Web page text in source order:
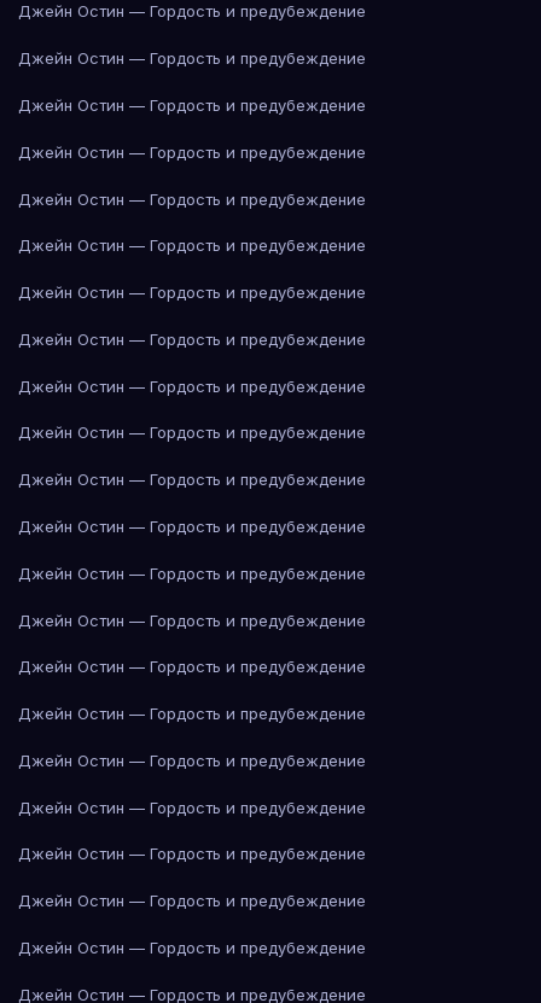
Джейн Остин — Гордость и предубеждение
Джейн Остин — Гордость и предубеждение
Джейн Остин — Гордость и предубеждение
Джейн Остин — Гордость и предубеждение
Джейн Остин — Гордость и предубеждение
Джейн Остин — Гордость и предубеждение
Джейн Остин — Гордость и предубеждение
Джейн Остин — Гордость и предубеждение
Джейн Остин — Гордость и предубеждение
Джейн Остин — Гордость и предубеждение
Джейн Остин — Гордость и предубеждение
Джейн Остин — Гордость и предубеждение
Джейн Остин — Гордость и предубеждение
Джейн Остин — Гордость и предубеждение
Джейн Остин — Гордость и предубеждение
Джейн Остин — Гордость и предубеждение
Джейн Остин — Гордость и предубеждение
Джейн Остин — Гордость и предубеждение
Джейн Остин — Гордость и предубеждение
Джейн Остин — Гордость и предубеждение
Джейн Остин — Гордость и предубеждение
Джейн Остин — Гордость и предубеждение